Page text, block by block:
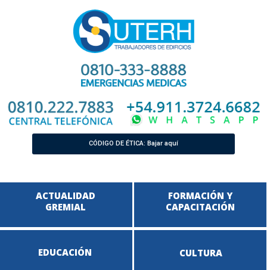
CÓDIGO DE ÉTICA: Bajar aquí
ACTUALIDAD
GREMIAL
EDUCACIÓN CULTURA
FORMACIÓN Y
CAPACITACIÓN